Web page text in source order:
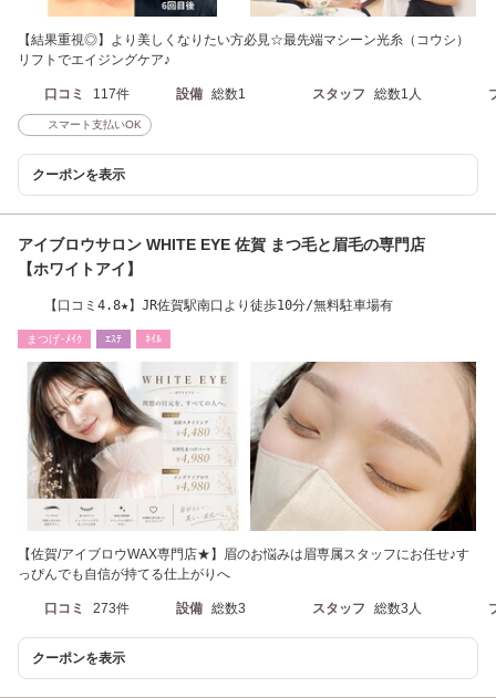
【結果重視◎】より美しくなりたい方必見☆最先端マシーン光糸（コウシ）
リフトでエイジングケア♪
口コミ 117件 設備 総数1 スタッフ 総数1人
スマート支払いOK
クーポンを表示
アイブロウサロン WHITE EYE 佐賀 まつ毛と眉毛の専門店
【ホワイトアイ】
【口コミ4.8★】JR佐賀駅南口より徒歩10分/無料駐車場有
まつげ･ﾒｲｸ ｴｽﾃ ﾈｲﾙ
【佐賀/アイブロウWAX専門店★】眉のお悩みは眉専属スタッフにお任せ♪す
っぴんでも自信が持てる仕上がりへ
口コミ 273件 設備 総数3 スタッフ 総数3人
クーポンを表示